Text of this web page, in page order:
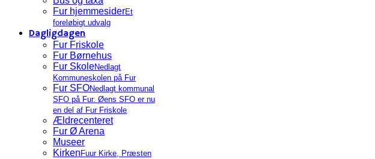
Fur hjemmesiderEt
foreløbigt udvalg
Dagligdagen
Fur Friskole
Fur Børnehus
Fur SkoleNedlagt
Kommuneskolen på Fur
Fur SFONedlagt kommunal
SFO på Fur. Øens SFO er nu
en del af Fur Friskole
Ældrecenteret
Fur Ø Arena
Museer
Kirken Fuur Kirke, Præsten